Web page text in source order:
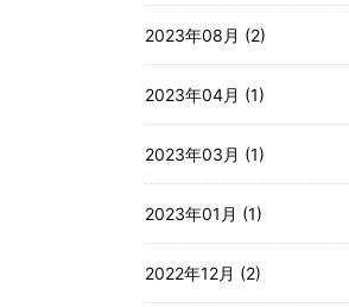
2023年08月 (2)
2023年04月 (1)
2023年03月 (1)
2023年01月 (1)
2022年12月 (2)